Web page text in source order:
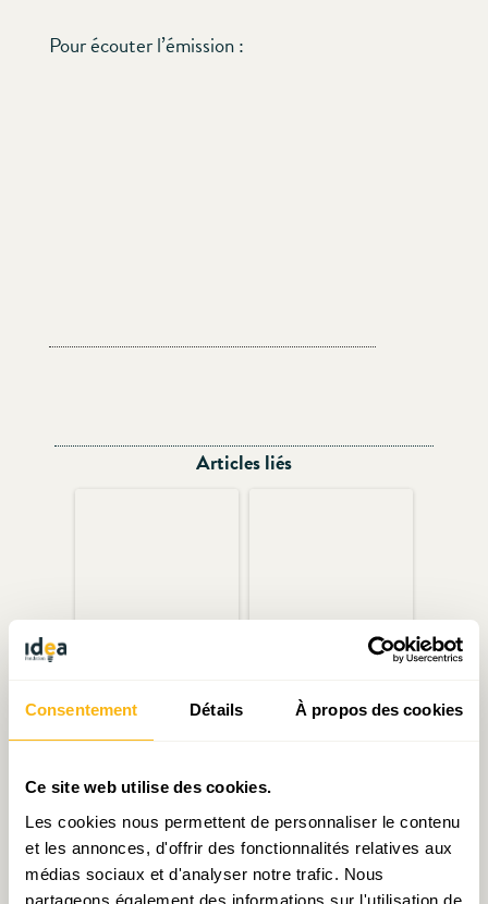
Consentement Détails À propos des cookies
Ce site web utilise des cookies.
Les cookies nous permettent de personnaliser le contenu
et les annonces, d'offrir des fonctionnalités relatives aux
médias sociaux et d'analyser notre trafic. Nous
partageons également des informations sur l'utilisation de
Pour écouter l’émission :
Articles liés
Entre bons motifs et gros